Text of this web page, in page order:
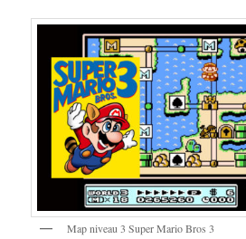
Map niveau 3 Super Mario Bros 3